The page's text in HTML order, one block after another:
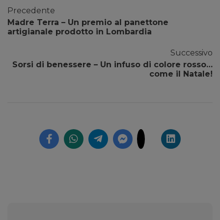
Precedente
Madre Terra – Un premio al panettone
artigianale prodotto in Lombardia
Successivo
Sorsi di benessere – Un infuso di colore rosso…
come il Natale!